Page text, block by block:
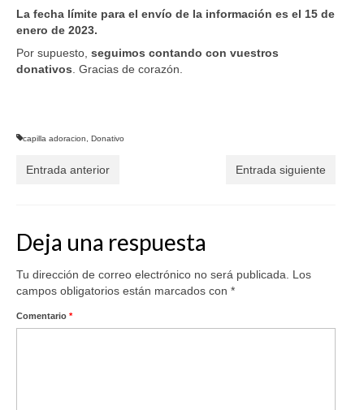
La fecha límite para el envío de la información es el 15 de
enero de 2023.
Por supuesto, seguimos contando con vuestros
donativos. Gracias de corazón.
capilla adoracion, Donativo
Entrada anterior Entrada siguiente
Deja una respuesta
Tu dirección de correo electrónico no será publicada. Los
campos obligatorios están marcados con *
Comentario *